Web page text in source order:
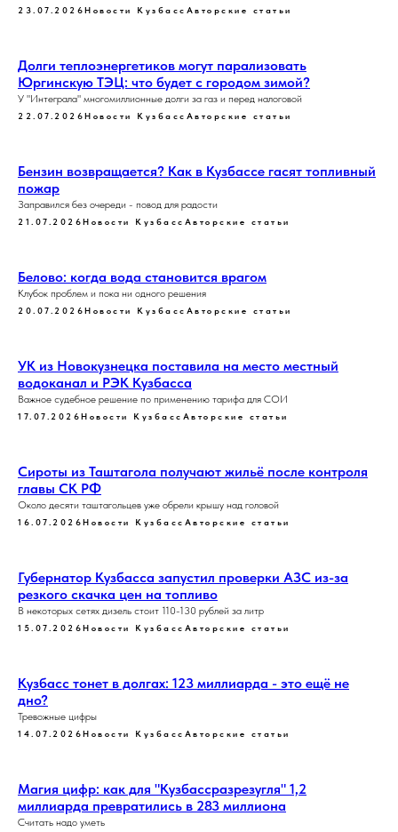
23.07.2026Новости Кузбасс Авторские статьи
Долги теплоэнергетиков могут парализовать
Юргинскую ТЭЦ: что будет с городом зимой?
У "Интеграла" многомиллионные долги за газ и перед налоговой
22.07.2026Новости Кузбасс Авторские статьи
Бензин возвращается? Как в Кузбассе гасят топливный
пожар
Заправился без очереди - повод для радости
21.07.2026Новости Кузбасс Авторские статьи
Белово: когда вода становится врагом
Клубок проблем и пока ни одного решения
20.07.2026Новости Кузбасс Авторские статьи
УК из Новокузнецка поставила на место местный
водоканал и РЭК Кузбасса
Важное судебное решение по применению тарифа для СОИ
17.07.2026Новости Кузбасс Авторские статьи
Сироты из Таштагола получают жильё после контроля
главы СК РФ
Около десяти таштагольцев уже обрели крышу над головой
16.07.2026Новости Кузбасс Авторские статьи
Губернатор Кузбасса запустил проверки АЗС из-за
резкого скачка цен на топливо
В некоторых сетях дизель стоит 110-130 рублей за литр
15.07.2026Новости Кузбасс Авторские статьи
Кузбасс тонет в долгах: 123 миллиарда - это ещё не
дно?
Тревожные цифры
14.07.2026Новости Кузбасс Авторские статьи
Магия цифр: как для "Кузбассразрезугля" 1,2
миллиарда превратились в 283 миллиона
Считать надо уметь